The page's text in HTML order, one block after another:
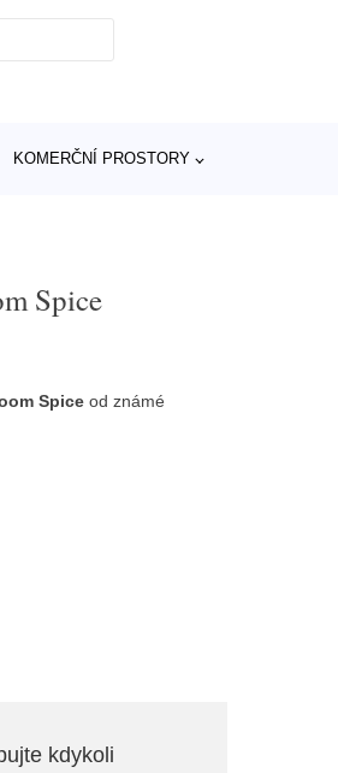
KOMERČNÍ PROSTORY
Spice
Spice od známé
kdykoli